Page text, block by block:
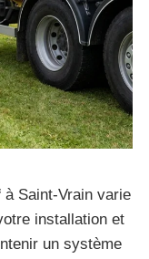
à Saint-Vrain varie
installation et
un système